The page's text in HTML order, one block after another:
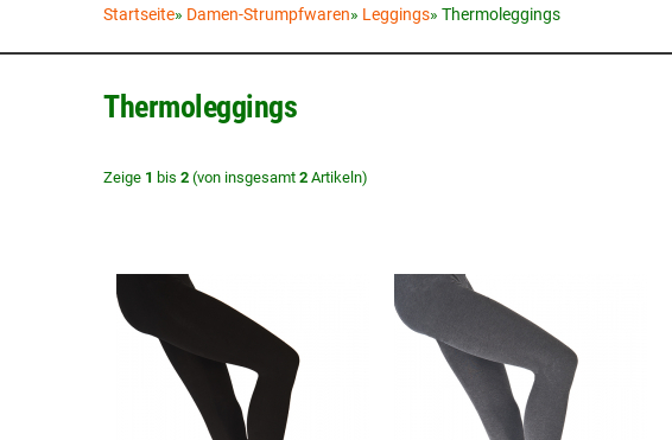
Startseite» Damen-Strumpfwaren» Leggings» Thermoleggings
Thermoleggings
Zeige 1 bis 2 (von insgesamt 2 Artikeln)